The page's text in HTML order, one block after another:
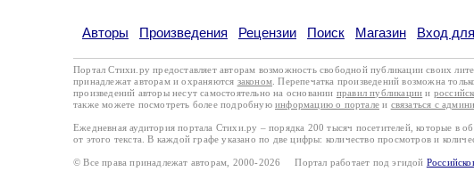
Авторы Произведения Рецензии Поиск Магазин Вход
Портал Стихи.ру предоставляет авторам возможность свободной публикации своих
принадлежат авторам и охраняются законом . Перепечатка произведений возможна
произведений авторы несут самостоятельно на основании правил публикации и
также можете посмотреть более подробную информацию о портале и связаться с
Ежедневная аудитория портала Стихи.ру – порядка 200 тысяч посетителей, которые
от этого текста. В каждой графе указано по две цифры: количество просмотров и
© Все права принадлежат авторам, 2000-2026 Портал работает под эгидой